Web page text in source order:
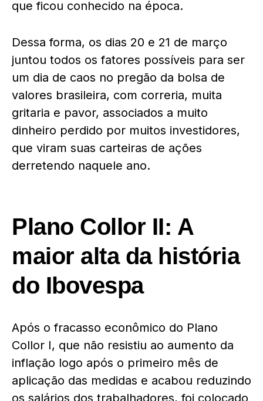
que ficou conhecido na época.
Dessa forma, os dias 20 e 21 de março
juntou todos os fatores possíveis para ser
um dia de caos no pregão da bolsa de
valores brasileira, com correria, muita
gritaria e pavor, associados a muito
dinheiro perdido por muitos investidores,
que viram suas carteiras de ações
derretendo naquele ano.
Plano Collor II: A
maior alta da história
do Ibovespa
Após o fracasso econômico do Plano
Collor I, que não resistiu ao aumento da
inflação logo após o primeiro mês de
aplicação das medidas e acabou reduzindo
os salários dos trabalhadores, foi colocado